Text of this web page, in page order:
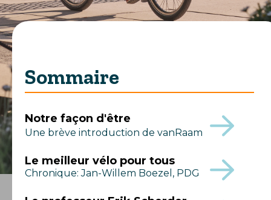
Sommaire
Notre façon d'être
Une brève introduction de vanRaam
Le meilleur vélo pour tous
Chronique: Jan-Willem Boezel, PDG